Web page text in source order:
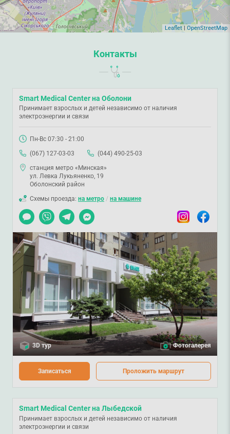
Leaflet| OpenStreetMap
Контакты
Smart Medical Center на Оболони
Принимает взрослых и детей независимо от наличия
электроэнергии и связи
Пн-Вс 07:30 - 21:00
(067) 127-03-03
(044) 490-25-03
станция метро «Минская»
ул. Левка Лукьяненко, 19
Оболонский район
Схемы проезда: на метро / на машине
Чат
Viber TelegramMessenger InstagramFacebook
3D тур Фотогалерея
Записаться Проложить маршрут
Smart Medical Center на Лыбедской
Принимает взрослых и детей независимо от наличия
электроэнергии и связи